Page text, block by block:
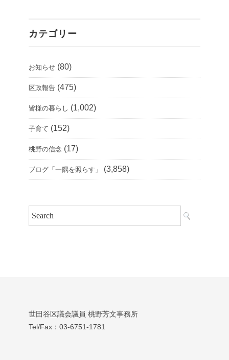
カテゴリー
お知らせ (80)
区政報告 (475)
皆様の暮らし (1,002)
子育て (152)
桃野の信念 (17)
ブログ「一隅を照らす」 (3,858)
世田谷区議会議員 桃野芳文事務所
Tel/Fax：03‐6751‐1781